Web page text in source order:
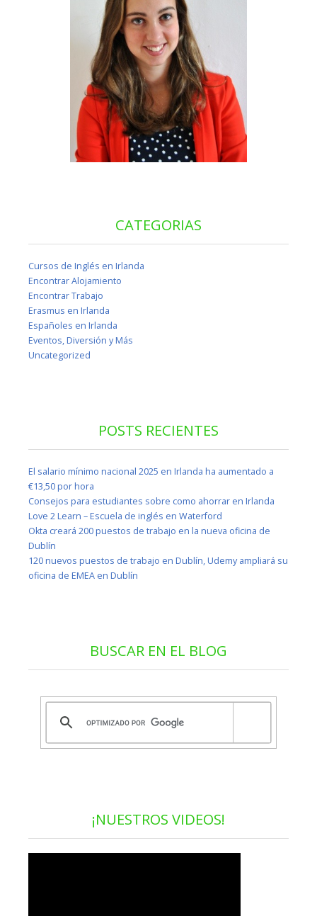
CATEGORIAS
Cursos de Inglés en Irlanda
Encontrar Alojamiento
Encontrar Trabajo
Erasmus en Irlanda
Españoles en Irlanda
Eventos, Diversión y Más
Uncategorized
POSTS RECIENTES
El salario mínimo nacional 2025 en Irlanda ha aumentado a
€13,50 por hora
Consejos para estudiantes sobre como ahorrar en Irlanda
Love 2 Learn – Escuela de inglés en Waterford
Okta creará 200 puestos de trabajo en la nueva oficina de
Dublín
120 nuevos puestos de trabajo en Dublín, Udemy ampliará su
oficina de EMEA en Dublín
BUSCAR EN EL BLOG
¡NUESTROS VIDEOS!